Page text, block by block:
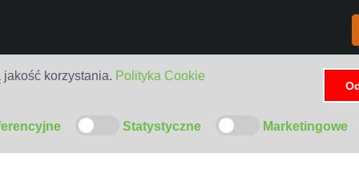
korzystania. Polityka Cookie
Statystyczne Marketingowe